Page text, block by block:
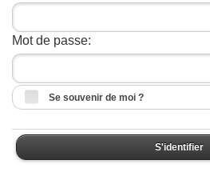
Mot de passe:
Se souvenir de moi ?
S'identifier